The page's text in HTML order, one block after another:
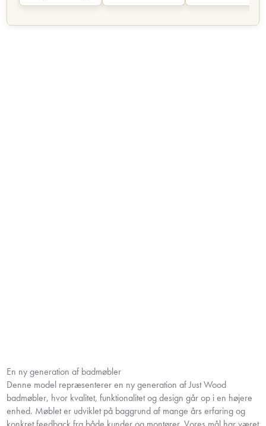
En ny generation af badmøbler
Denne model repræsenterer en ny generation af Just Wood
badmøbler, hvor kvalitet, funktionalitet og design går op i en højere
enhed. Møblet er udviklet på baggrund af mange års erfaring og